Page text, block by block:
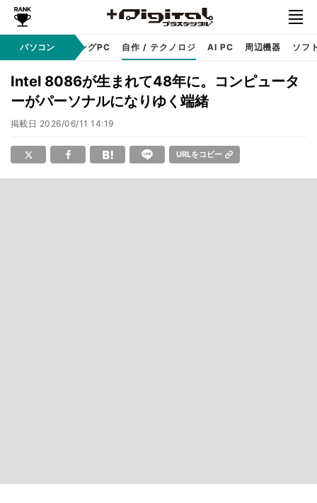
パソコン
PC本体 ゲーミングPC 自作 / テクノロジ AI PC 周辺機器 ソフ
Intel 8086が生まれて48年に。コンピュータ
ーがパーソナルになりゆく端緒
掲載日 2026/06/11 14:19
URLをコピー